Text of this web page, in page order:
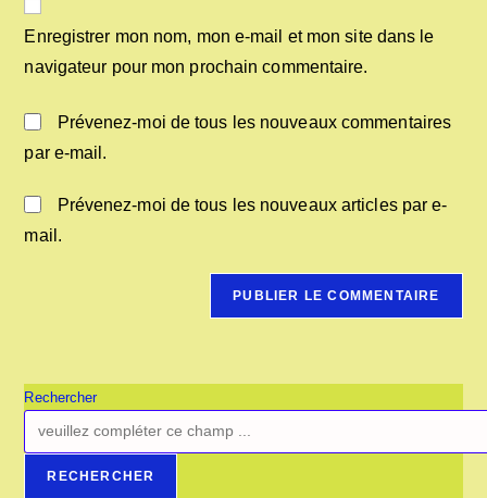
Enregistrer mon nom, mon e-mail et mon site dans le
navigateur pour mon prochain commentaire.
Prévenez-moi de tous les nouveaux commentaires
par e-mail.
Prévenez-moi de tous les nouveaux articles par e-
mail.
Rechercher
RECHERCHER